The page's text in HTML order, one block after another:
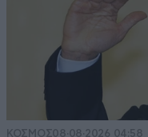
ΚΟΣΜΟΣ08·08·2026 04:58